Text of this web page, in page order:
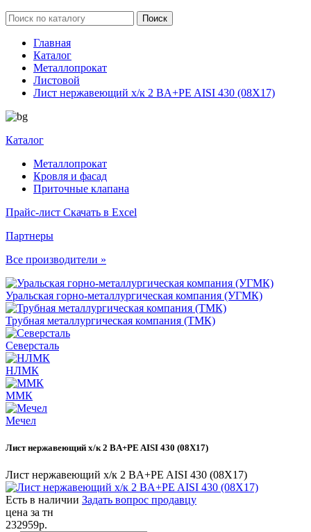
Главная
Каталог
Металлопрокат
Листовой
Лист нержавеющий х/к 2 BA+PE AISI 430 (08Х17)
Каталог
Металлопрокат
Кровля и фасад
Приточные клапана
Прайс-лист Скачать в Excel
Партнеры
Все производители »
Уральская горно-металлургическая компания (УГМК)
Трубная металлургическая компания (ТМК)
Северсталь
НЛМК
ММК
Мечел
Лист нержавеющий х/к 2 BA+PE AISI 430 (08Х17)
Лист нержавеющий х/к 2 BA+PE AISI 430 (08Х17)
Есть в наличии Задать вопрос продавцу
цена за тн
232959р.